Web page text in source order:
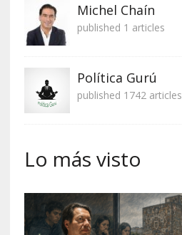
Michel Chaín
published 1 articles
Política Gurú
published 1742 articles
Lo más visto